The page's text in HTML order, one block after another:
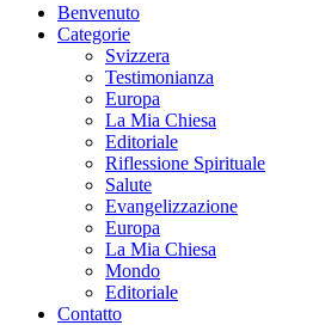
Benvenuto
Categorie
Svizzera
Testimonianza
Europa
La Mia Chiesa
Editoriale
Riflessione Spirituale
Salute
Evangelizzazione
Europa
La Mia Chiesa
Mondo
Editoriale
Contatto